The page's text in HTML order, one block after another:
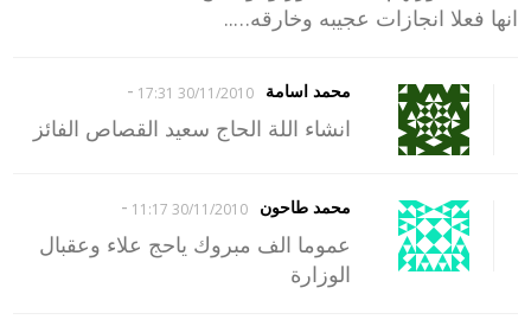
انها فعلا انجازات عجيبه وخارقه…..
محمد اسامة 30/11/2010 17:31
-
انشاء اللة الحاج سعيد القصاص الفائز
محمد طاحون 30/11/2010 11:17
-
عموما الف مبروك ياحج علاء وعقبال
الوزارة